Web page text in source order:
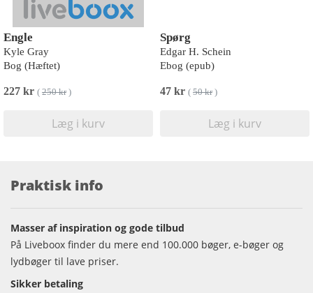
Engle
Kyle Gray
Bog (Hæftet)
227 kr ( 250 kr)
Læg i kurv
Spørg
Edgar H. Schein
Ebog (epub)
47 kr ( 50 kr)
Læg i kurv
Praktisk info
Masser af inspiration og gode tilbud
På Liveboox finder du mere end 100.000 bøger, e-bøger og
lydbøger til lave priser.
Sikker betaling